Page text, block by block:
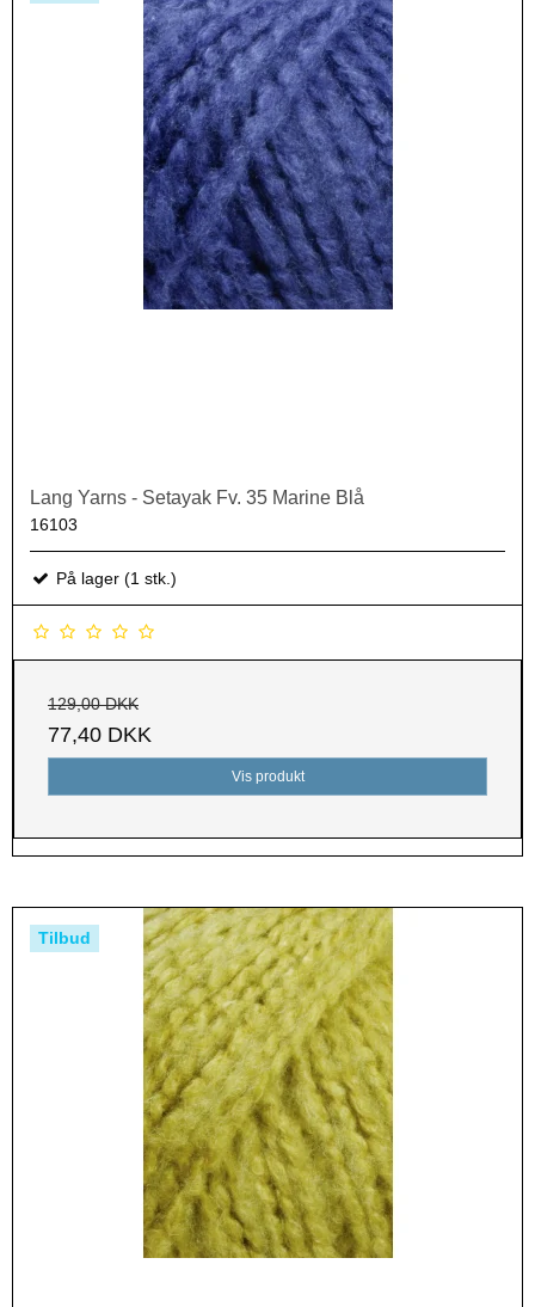
Lang Yarns - Setayak Fv. 35 Marine Blå
16103
På lager (1 stk.)
129,00 DKK
77,40 DKK
Vis produkt
Tilbud